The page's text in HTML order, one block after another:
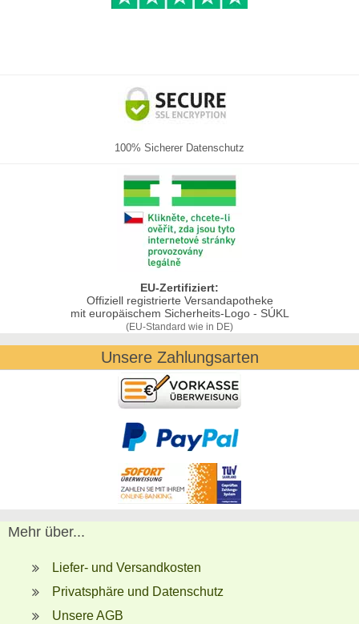
100% Sicherer Datenschutz
EU-Zertifiziert:
Offiziell registrierte Versandapotheke
mit europäischem Sicherheits-Logo - SÚKL
(EU-Standard wie in DE)
Unsere Zahlungsarten
Mehr über...
Liefer- und Versandkosten
Privatsphäre und Datenschutz
Unsere AGB